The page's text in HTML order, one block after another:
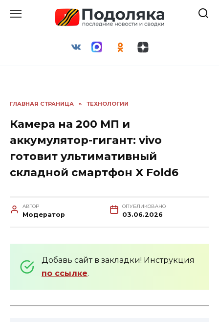
ГЛАВНАЯ СТРАНИЦА » ТЕХНОЛОГИИ
Камера на 200 МП и
аккумулятор-гигант: vivo
готовит ультимативный
складной смартфон X Fold6
АВТОР
Модератор
ОПУБЛИКОВАНО
03.06.2026
Добавь сайт в закладки! Инструкция
по ссылке.